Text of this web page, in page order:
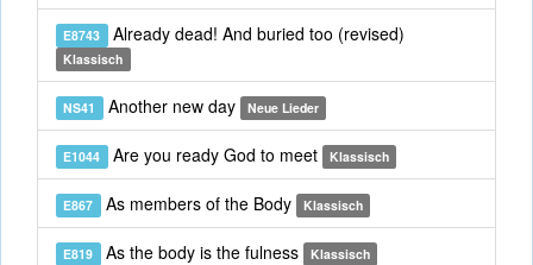
E8743 Already dead! And buried too (revised)
Klassisch
NS41 Another new day Neue Lieder
E1044 Are you ready God to meet Klassisch
E867 As members of the Body Klassisch
E819 As the body is the fulness Klassisch